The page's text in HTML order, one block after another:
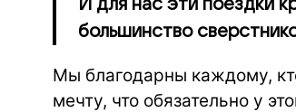
И для нас эти поездки
большинство
Мы благодарны каждому,
мечту, что обязательно у